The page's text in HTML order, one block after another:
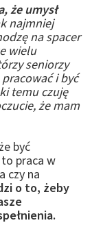
że umysł
najmniej
na spacer
wielu
seniorzy
i być
temu czuję
że mam
być
praca w
czy na
o to, żeby